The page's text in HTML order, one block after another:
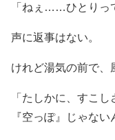
「ねぇ……ひとりっ
声に返事はない。
けれど湯気の前で、
「たしかに、すこ
『空っぽ』じゃない